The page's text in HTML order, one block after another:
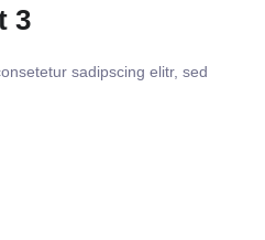
3
sadipscing elitr, sed